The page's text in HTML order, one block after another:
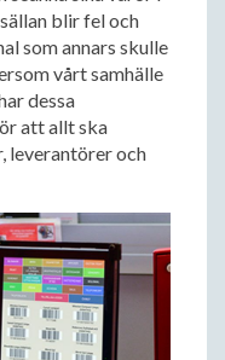
blir fel och
som annars skulle
vårt samhälle
dessa
att allt ska
leverantörer och